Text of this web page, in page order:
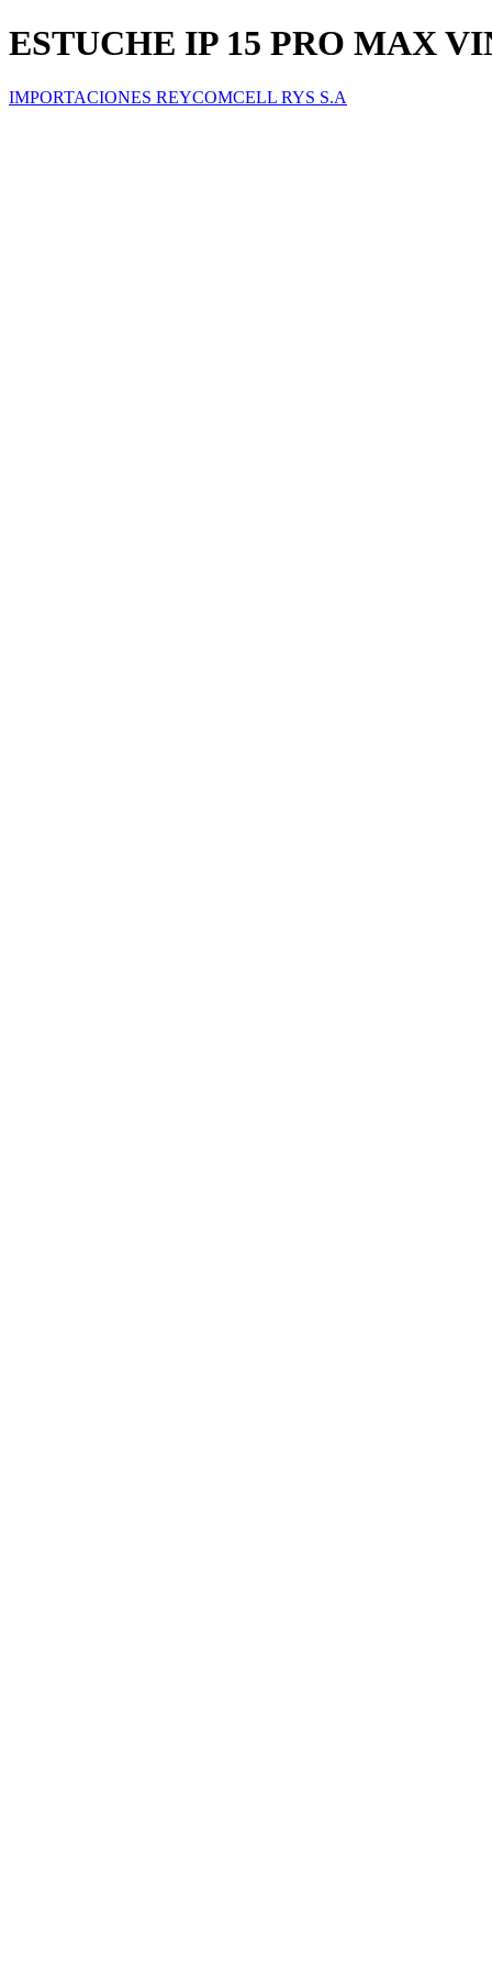
ESTUCHE IP 15 PRO MAX
IMPORTACIONES REYCOMCELL RYS S.A